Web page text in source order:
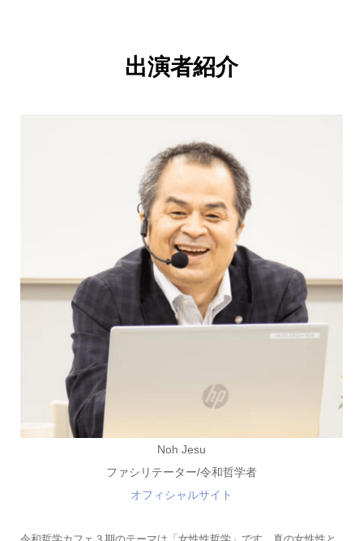
出演者紹介
Noh Jesu
ファシリテーター/令和哲学者
オフィシャルサイト